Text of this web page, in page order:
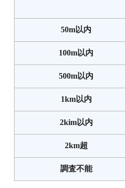
50m以内
100m以内
500m以内
1km以内
2kim以内
2km超
調査不能